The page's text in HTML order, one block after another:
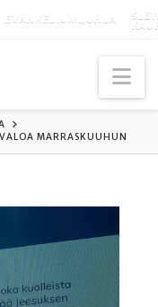
EVANKELIUMIJUHLA
MARRASKUUHUN